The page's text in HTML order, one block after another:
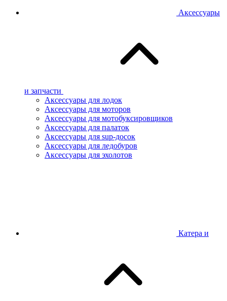
Аксессуары
и запчасти
Аксессуары для лодок
Аксессуары для моторов
Аксессуары для мотобуксировщиков
Аксессуары для палаток
Аксессуары для sup-досок
Аксессуары для ледобуров
Аксессуары для эхолотов
Катера и